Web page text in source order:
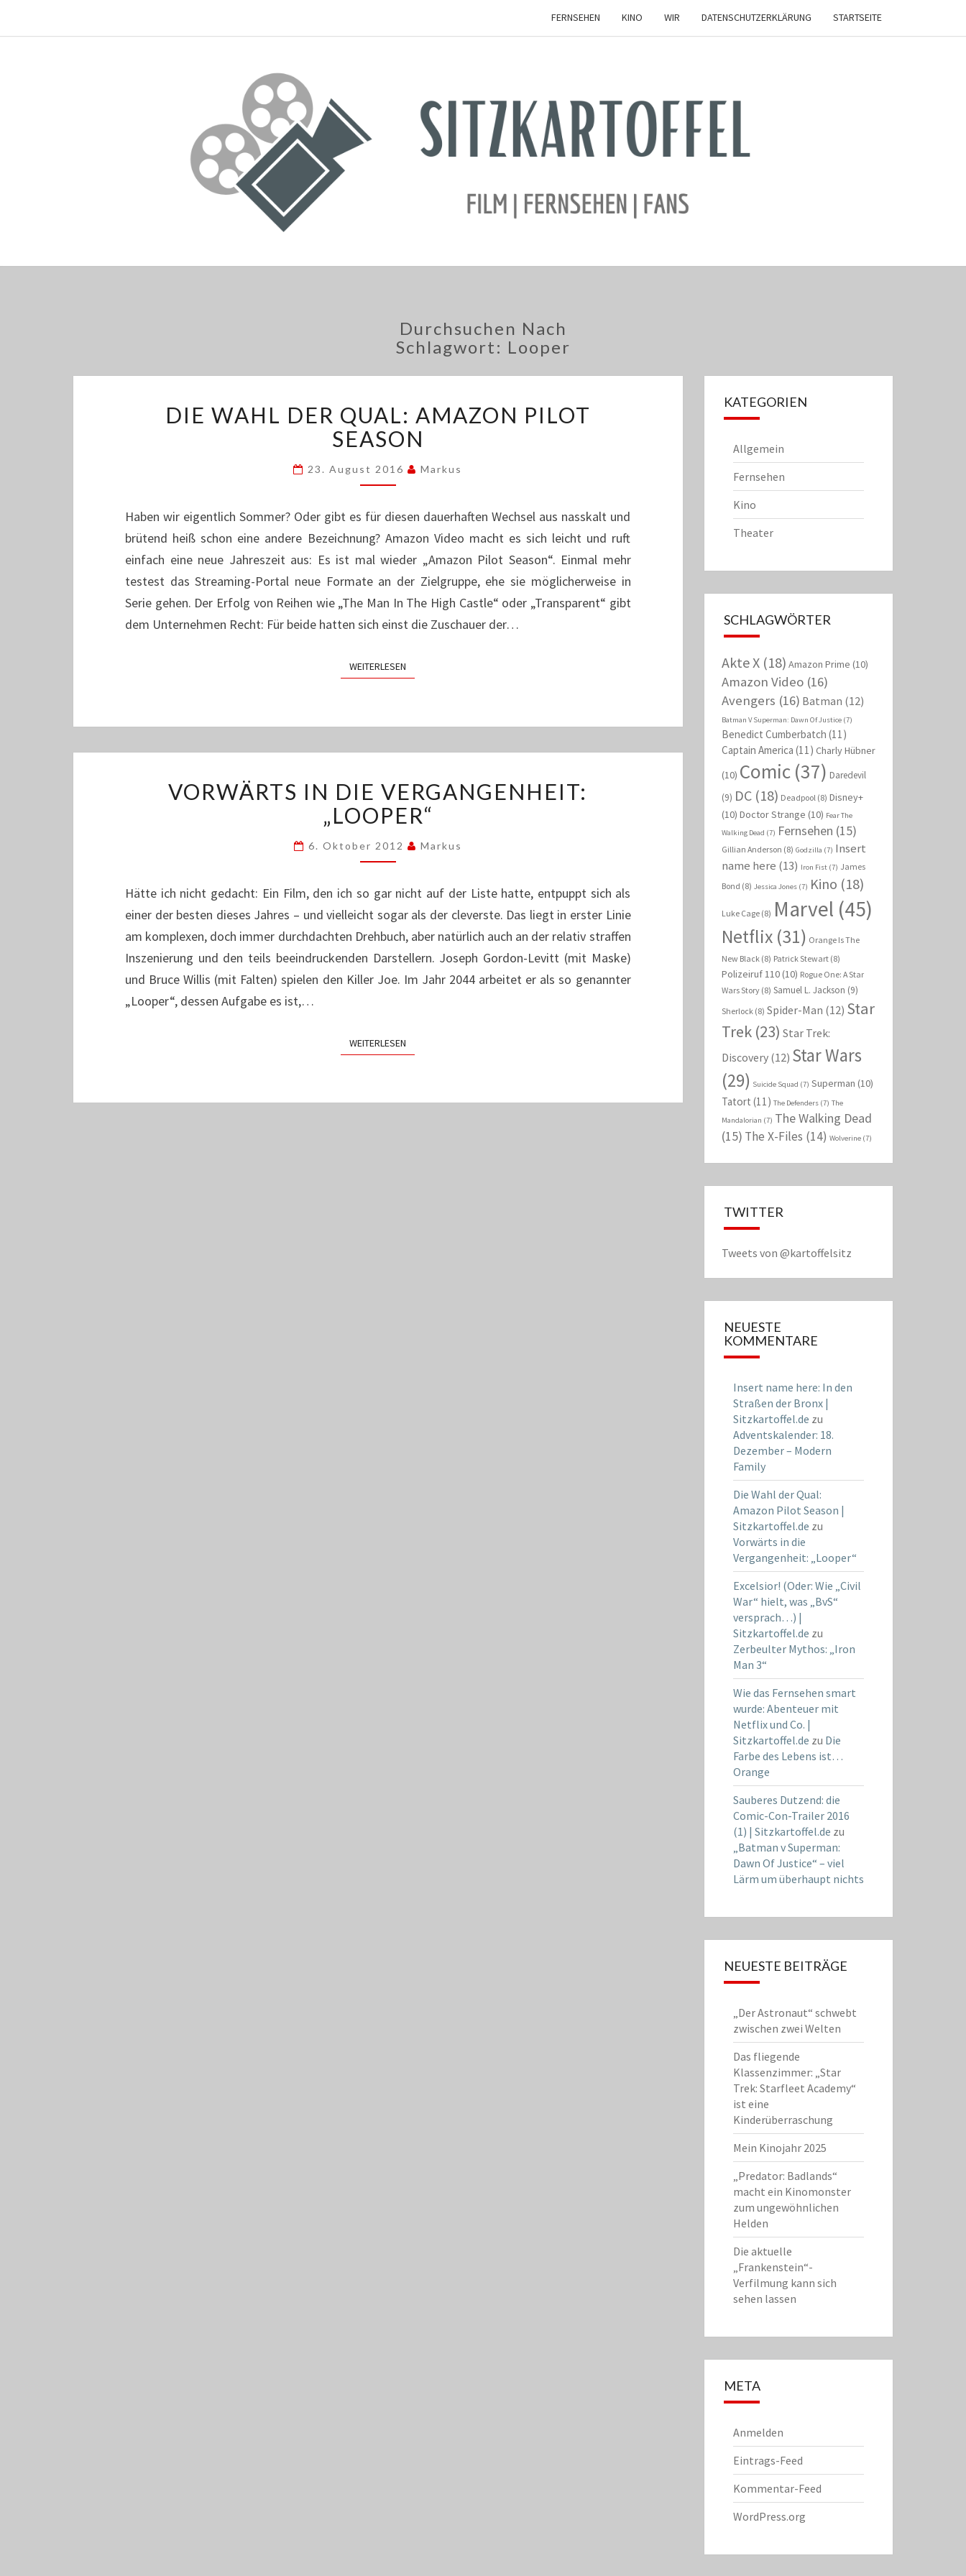
FERNSEHEN KINO WIR DATENSCHUTZERKLÄRUNG STARTSEITE
Durchsuchen Nach
Schlagwort: Looper
WAHL
DER
QUAL:
AMAZON
PILOT
DIE WAHL DER QUAL: AMAZON PILOT
SEASON
23. August 2016 Markus
Haben wir eigentlich Sommer? Oder gibt es für diesen dauerhaften Wechsel aus nasskalt und
brütend heiß schon eine andere Bezeichnung? Amazon Video macht es sich leicht und ruft
einfach eine neue Jahreszeit aus: Es ist mal wieder „Amazon Pilot Season“. Einmal mehr
testest das Streaming-Portal neue Formate an der Zielgruppe, ehe sie möglicherweise in
Serie gehen. Der Erfolg von Reihen wie „The Man In The High Castle“ oder „Transparent“ gibt
dem Unternehmen Recht: Für beide hatten sich einst die Zuschauer der…
WEITERLESEN
IN
DIE
VERGANGENHEIT:
„LOOPER“
VORWÄRTS IN DIE VERGANGENHEIT:
„LOOPER“
6. Oktober 2012 Markus
Hätte ich nicht gedacht: Ein Film, den ich so gar nicht auf der Liste hatte, entpuppt sich als
einer der besten dieses Jahres – und vielleicht sogar als der cleverste. Das liegt in erster Linie
am komplexen, doch immer durchdachten Drehbuch, aber natürlich auch an der relativ straffen
Inszenierung und den teils beeindruckenden Darstellern. Joseph Gordon-Levitt (mit Maske)
und Bruce Willis (mit Falten) spielen den Killer Joe. Im Jahr 2044 arbeitet er als so genannter
„Looper“, dessen Aufgabe es ist,…
WEITERLESEN
KATEGORIEN
Allgemein
Fernsehen
Kino
Theater
SCHLAGWÖRTER
Akte X(18) Amazon Prime (10)
Amazon Video(16)
Avengers (16) Batman (12)
Batman V Superman: Dawn Of Justice(7)
Benedict Cumberbatch (11)
Captain America (11) Charly Hübner
(10) Comic(37) Daredevil
(9) DC(18) Deadpool(8) Disney+
(10) Doctor Strange (10) Fear The
Walking Dead (7) Fernsehen (15)
Gillian Anderson (8) Godzilla (7) Insert
name here (13) Iron Fist(7) James
Bond (8) Jessica Jones(7) Kino (18)
Luke Cage(8) Marvel (45)
Netflix(31) Orange Is The
New Black(8) Patrick Stewart(8)
Polizeiruf 110(10) Rogue One: A Star
Wars Story(8) Samuel L. Jackson (9)
Sherlock(8) Spider-Man (12) Star
Trek(23) Star Trek:
Discovery(12) Star Wars
(29) Suicide Squad (7) Superman (10)
Tatort (11) The Defenders(7) The
Mandalorian (7) The Walking Dead
(15) The X-Files (14) Wolverine(7)
TWITTER
Tweets von @kartoffelsitz
NEUESTE
KOMMENTARE
Insert name here: In den
Straßen der Bronx |
Sitzkartoffel.de zu
Adventskalender: 18.
Dezember – Modern
Family
Die Wahl der Qual:
Amazon Pilot Season |
Sitzkartoffel.de zu
Vorwärts in die
Vergangenheit: „Looper“
Excelsior! (Oder: Wie „Civil
War“ hielt, was „BvS“
versprach…) |
Sitzkartoffel.de zu
Zerbeulter Mythos: „Iron
Man 3“
Wie das Fernsehen smart
wurde: Abenteuer mit
Netflix und Co. |
Sitzkartoffel.de zu Die
Farbe des Lebens ist…
Orange
Sauberes Dutzend: die
Comic-Con-Trailer 2016
(1) | Sitzkartoffel.de zu
„Batman v Superman:
Dawn Of Justice“ – viel
Lärm um überhaupt nichts
NEUESTE BEITRÄGE
„Der Astronaut“ schwebt
zwischen zwei Welten
Das fliegende
Klassenzimmer: „Star
Trek: Starfleet Academy“
ist eine
Kinderüberraschung
Mein Kinojahr 2025
„Predator: Badlands“
macht ein Kinomonster
zum ungewöhnlichen
Helden
Die aktuelle
„Frankenstein“-
Verfilmung kann sich
sehen lassen
META
Anmelden
Eintrags-Feed
Kommentar-Feed
WordPress.org